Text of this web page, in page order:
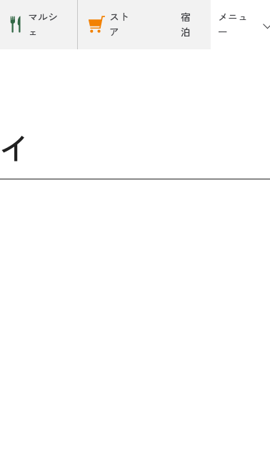
マルシ
ェ
スト
ア
宿
泊
メニュ
ー